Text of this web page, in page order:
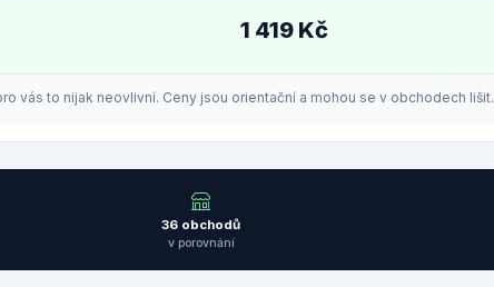
1 419 Kč
vás to nijak neovlivní. Ceny jsou orientační a mohou se v obchodech lišit.
36 obchodů
v porovnání